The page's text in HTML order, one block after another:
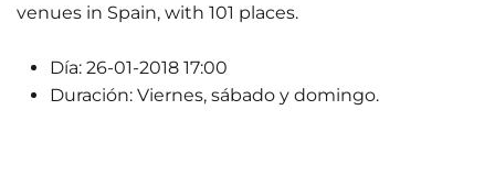
venues in Spain, with 101 places.
Día: 26-01-2018 17:00
Duración: Viernes, sábado y domingo.